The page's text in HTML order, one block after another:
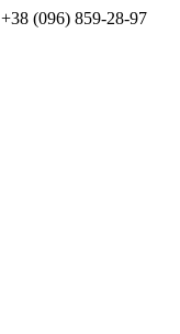
+38 (096) 859-28-97